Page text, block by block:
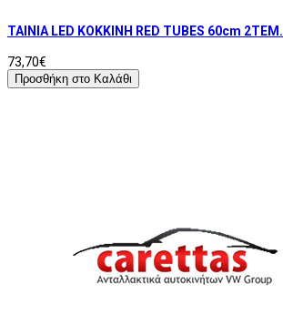
ΤΑΙΝΙΑ LED ΚΟΚΚΙΝΗ RED TUBES 60cm 2ΤΕΜ.
73,70€
Προσθήκη στο Καλάθι